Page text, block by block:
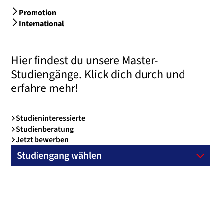
Promotion
International
Hier findest du unsere Master-
Studiengänge. Klick dich durch und
erfahre mehr!
Studieninteressierte
Studienberatung
Jetzt bewerben
Studiengang wählen